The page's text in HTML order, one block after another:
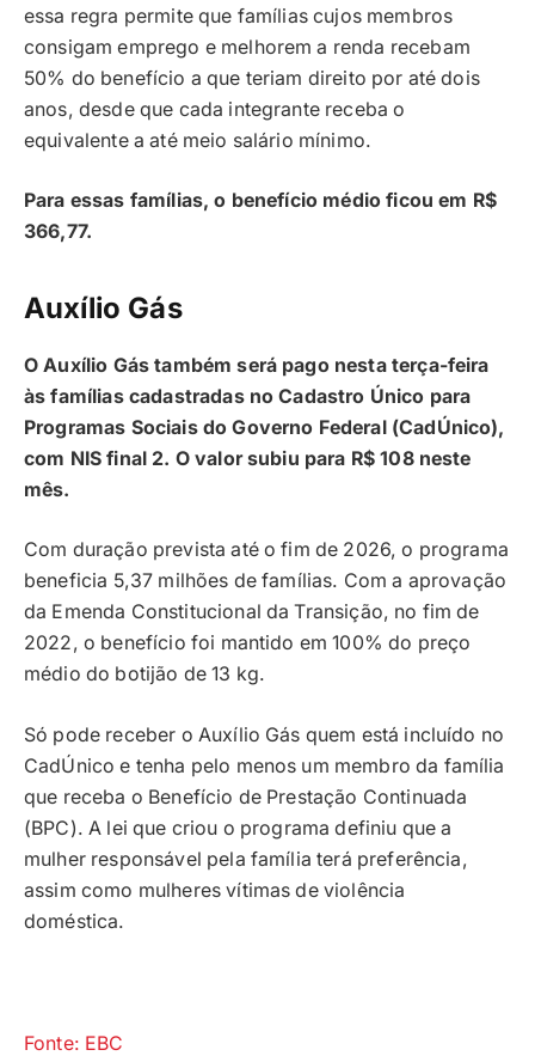
essa regra permite que famílias cujos membros
consigam emprego e melhorem a renda recebam
50% do benefício a que teriam direito por até dois
anos, desde que cada integrante receba o
equivalente a até meio salário mínimo.
Para essas famílias, o benefício médio ficou em R$
366,77.
Auxílio Gás
O Auxílio Gás também será pago nesta terça-feira
às famílias cadastradas no Cadastro Único para
Programas Sociais do Governo Federal (CadÚnico),
com NIS final 2. O valor subiu para R$ 108 neste
mês.
Com duração prevista até o fim de 2026, o programa
beneficia 5,37 milhões de famílias. Com a aprovação
da Emenda Constitucional da Transição, no fim de
2022, o benefício foi mantido em 100% do preço
médio do botijão de 13 kg.
Só pode receber o Auxílio Gás quem está incluído no
CadÚnico e tenha pelo menos um membro da família
que receba o Benefício de Prestação Continuada
(BPC). A lei que criou o programa definiu que a
mulher responsável pela família terá preferência,
assim como mulheres vítimas de violência
doméstica.
Fonte: EBC